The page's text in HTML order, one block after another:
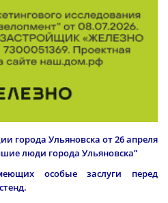
города Ульяновска от 26 апреля
люди города Ульяновска”
особые заслуги перед